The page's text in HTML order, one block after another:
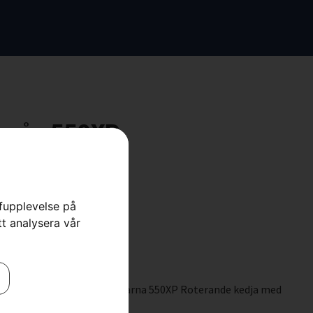
på
analysera vår
550XP
ut som en riktigt Husqvarna 550XP Roterande kedja med